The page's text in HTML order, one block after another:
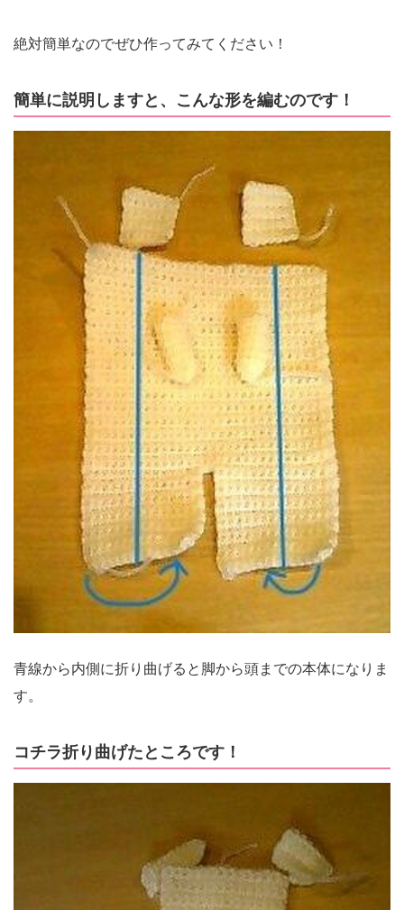
絶対簡単なのでぜひ作ってみてください！
簡単に説明しますと、こんな形を編むのです！
青線から内側に折り曲げると脚から頭までの本体になりま
す。
コチラ折り曲げたところです！